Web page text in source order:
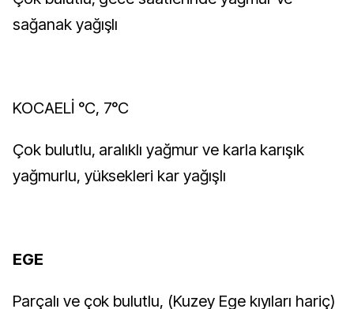
sağanak yağışlı
KOCAELİ °C, 7°C
Çok bulutlu, aralıklı yağmur ve karla karışık
yağmurlu, yüksekleri kar yağışlı
EGE
Parçalı ve çok bulutlu, (Kuzey Ege kıyıları hariç)